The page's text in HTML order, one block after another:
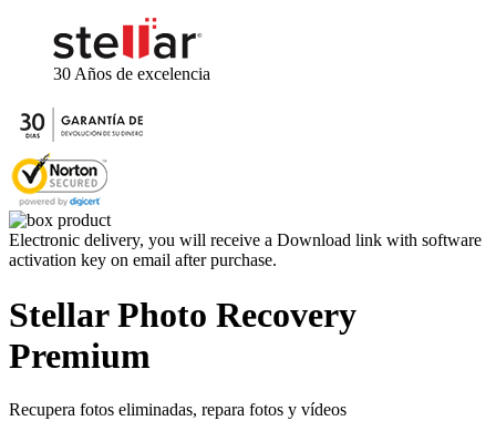
30 Años de excelencia
Electronic delivery, you will receive a Download link with software
activation key on email after purchase.
StellarPhoto Recovery
Premium
Recupera fotos eliminadas, repara fotos y vídeos